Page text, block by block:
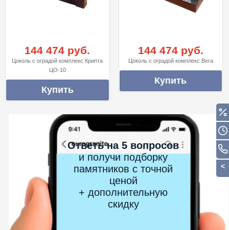
144 474 руб.
Цоколь с оградой комплекс Крипта
ЦО-10
144 474 руб.
Цоколь с оградой комплекс Вега
Ответь на 5 вопросов
и получи подборку
памятников с точной
ценой
+ дополнительную
скидку